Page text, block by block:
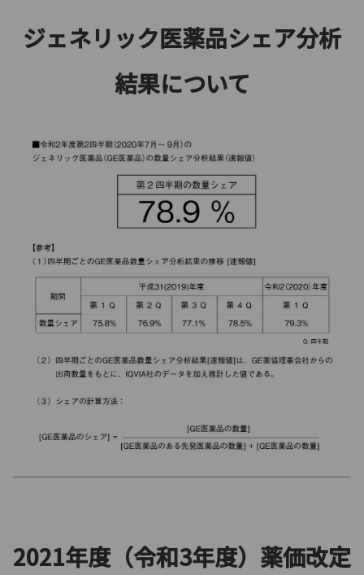
ジェネリック医薬品シェア分析
結果について
2021年度（令和3年度）薬価改定